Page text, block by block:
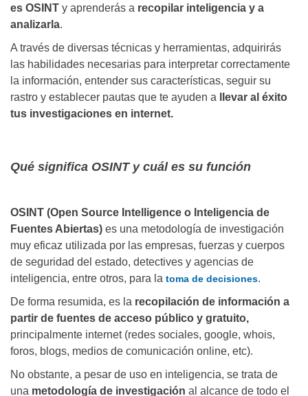
es OSINT y aprenderás a recopilar inteligencia y a
analizarla.
A través de diversas técnicas y herramientas, adquirirás
las habilidades necesarias para interpretar correctamente
la información, entender sus características, seguir su
rastro y establecer pautas que te ayuden a
llevar al éxito
tus investigaciones en internet.
Qué significa OSINT y cuál es su función
OSINT (Open Source Intelligence o Inteligencia de
Fuentes Abiertas) es una metodología de investigación
muy eficaz utilizada por las empresas, fuerzas y cuerpos
de seguridad del estado, detectives y agencias de
inteligencia, entre otros, para la toma de decisiones.
De forma resumida, es la recopilación de información a
partir de fuentes de acceso público y gratuito,
principalmente internet (redes sociales, google, whois,
foros, blogs, medios de comunicación online, etc).
No obstante, a pesar de uso en inteligencia, se trata de
una metodología de investigación al alcance de todo el